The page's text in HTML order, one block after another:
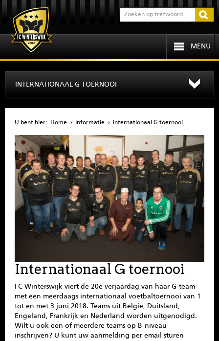
MENU
INFORMATIE
JEUGD
SENIOREN
SPONSOREN
INTERNATIONAAL G TOERNOOI
U bent hier: Home › Informatie › Internationaal G toernooi
Internationaal G toernooi
FC Winterswijk viert de 20e verjaardag van haar G-team
met een meerdaags internationaal voetbaltoernooi van 1
tot en met 3 juni 2018. Teams uit België, Duitsland,
Engeland, Frankrijk en Nederland worden uitgenodigd.
Wilt u ook een of meerdere teams op B-niveau
inschrijven? U kunt uw aanmelding per email sturen